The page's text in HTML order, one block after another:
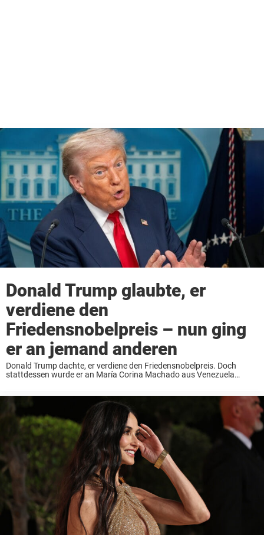
Donald Trump glaubte, er
verdiene den
Friedensnobelpreis – nun ging
er an jemand anderen
Donald Trump dachte, er verdiene den Friedensnobelpreis. Doch
stattdessen wurde er an María Corina Machado aus Venezuela